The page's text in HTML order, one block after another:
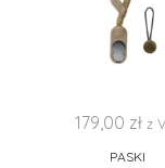
179,00 zł z
PASKI